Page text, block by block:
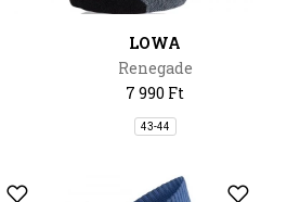
LOWA
Renegade
7 990 Ft
43-44